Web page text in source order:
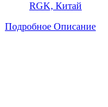
RGK, Китай
Подробное Описание